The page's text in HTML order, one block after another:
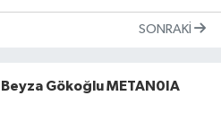
SONRAKI
Beyza Gökoğlu METAN0IA